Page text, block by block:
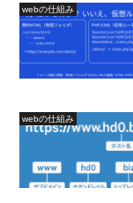
webの仕組み
webの仕組み